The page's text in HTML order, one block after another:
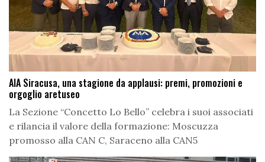
AIA Siracusa, una stagione da applausi: premi, promozioni e
orgoglio aretuseo
La Sezione “Concetto Lo Bello” celebra i suoi associati
e rilancia il valore della formazione: Moscuzza
promosso alla CAN C, Saraceno alla CAN5